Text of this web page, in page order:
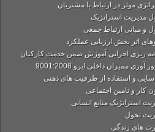
موثر در ارتباط با مشتریان
استراتژیک
ارتباط جمعی
اثر بخش ارزیابی عملکرد
ریزی اجرایی آموزش ضمن خدمت کارکنان
ممیزان داخلی ایزو 9001:2008
و استفاده از ظرفیت های ذهنی
و تامین اجتماعی
منابع انسانی
تحول
زندگی